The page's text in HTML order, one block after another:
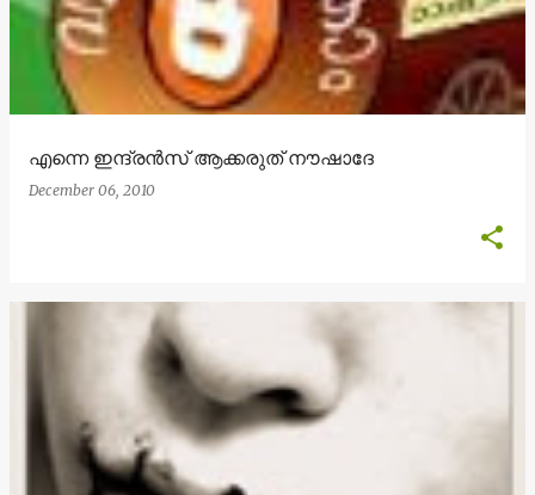
എന്നെ ഇന്ദ്രന്‍സ്‌ ആക്കരുത് നൗഷാദേ
December 06, 2010